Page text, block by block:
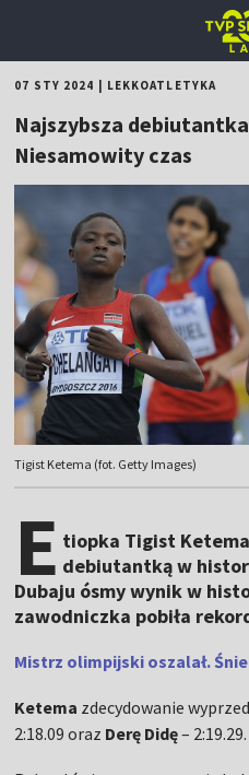
07 STY 2024 LEKKOATLETYKA
Najszybsza
Niesamowity czas
Tigist Ketema (fot. Getty Images)
E tiopka Tigist
debiutantką w
Dubaju ósmy wynik w
zawodniczka pobiła
Mistrz olimpijski oszalał.
Ketema zdecydowanie
2:18.09 oraz Derę Didę– 2:19.29.